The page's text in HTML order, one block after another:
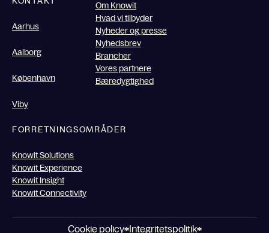
Aarhus
Aalborg
København
Viby
Om Knowit
Hvad vi tilbyder
Nyheder og presse
Nyhedsbrev
Brancher
Vores partnere
Bæredygtighed
FORRETNINGSOMRÅDER
Knowit Solutions
Knowit Experience
Knowit Insight
Knowit Connectivity
Cookie policy Integritetspolitik